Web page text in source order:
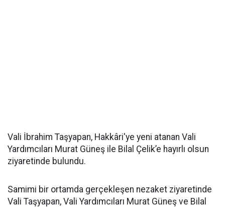
Vali İbrahim Taşyapan, Hakkâri'ye yeni atanan Vali
Yardımcıları Murat Güneş ile Bilal Çelik’e hayırlı olsun
ziyaretinde bulundu.
Samimi bir ortamda gerçekleşen nezaket ziyaretinde
Vali Taşyapan, Vali Yardımcıları Murat Güneş ve Bilal